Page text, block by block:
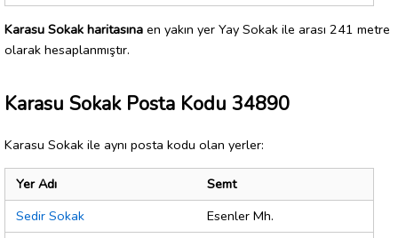
Karasu Sokak haritasına en yakın yer Yay Sokak ile arası 241 metre
olarak hesaplanmıştır.
Karasu Sokak Posta Kodu 34890
Karasu Sokak ile aynı posta kodu olan yerler:
Yer Adı
Semt
Sedir Sokak
Esenler Mh.